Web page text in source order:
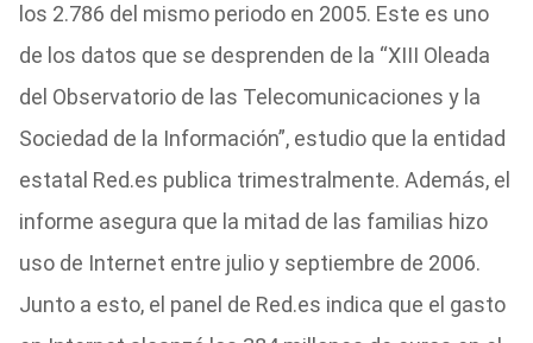
los 2.786 del mismo periodo en 2005. Este es uno
de los datos que se desprenden de la “XIII Oleada
del Observatorio de las Telecomunicaciones y la
Sociedad de la Información”, estudio que la entidad
estatal Red.es publica trimestralmente. Además, el
informe asegura que la mitad de las familias hizo
uso de Internet entre julio y septiembre de 2006.
Junto a esto, el panel de Red.es indica que el gasto